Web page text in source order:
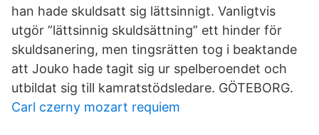
han hade skuldsatt sig lättsinnigt. Vanligtvis
utgör ”lättsinnig skuldsättning” ett hinder för
skuldsanering, men tingsrätten tog i beaktande
att Jouko hade tagit sig ur spelberoendet och
utbildat sig till kamratstödsledare. GÖTEBORG.
Carl czerny mozart requiem